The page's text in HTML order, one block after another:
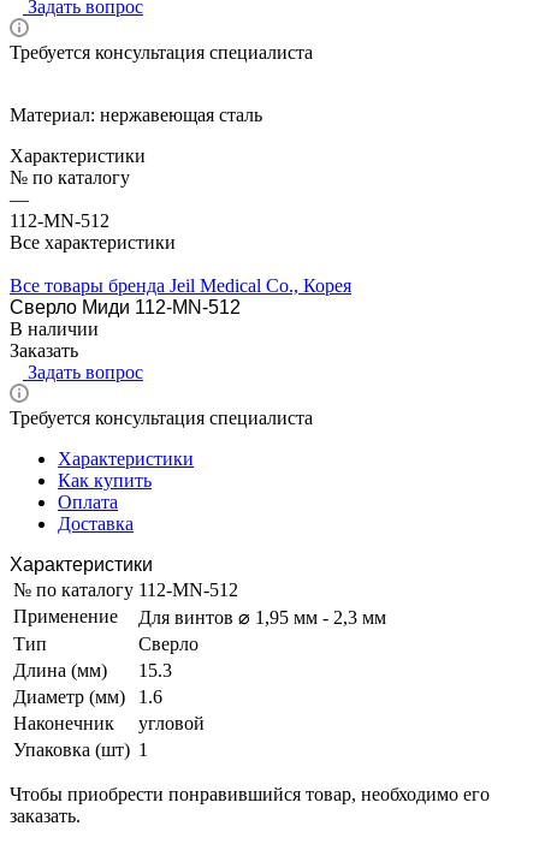
Задать вопрос
Требуется консультация специалиста
Материал: нержавеющая сталь
Характеристики
№ по каталогу
—
112-MN-512
Все характеристики
Все товары бренда Jeil Medical Co., Корея
Сверло Миди 112-MN-512
В наличии
Заказать
Задать вопрос
Требуется консультация специалиста
Характеристики
Как купить
Оплата
Доставка
Характеристики
№ по каталогу 112-MN-512
Применение
Для винтов ⌀ 1,95 мм - 2,3 мм
Тип
Сверло
Длина (мм)
15.3
Диаметр (мм)
1.6
Наконечник
угловой
Упаковка (шт) 1
Чтобы приобрести понравившийся товар, необходимо его
заказать.